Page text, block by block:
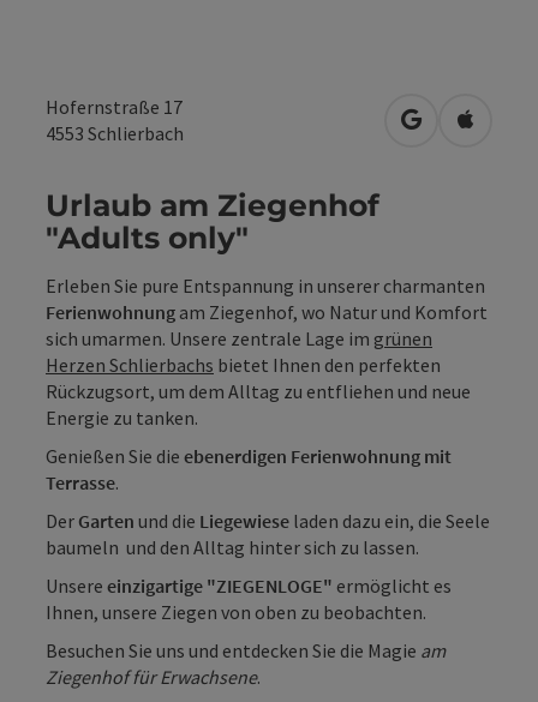
Hofernstraße 17
4553 Schlierbach in Google
in
Urlaub am Ziegenhof
"Adults only"
Erleben Sie pure Entspannung in unserer charmanten
Ferienwohnung am Ziegenhof, wo Natur und Komfort
sich umarmen. Unsere zentrale Lage im grünen
Herzen Schlierbachs bietet Ihnen den perfekten
Rückzugsort, um dem Alltag zu entfliehen und neue
Energie zu tanken.
Genießen Sie die ebenerdigen Ferienwohnung mit
Terrasse.
Der Garten und die Liegewiese laden dazu ein, die Seele
baumeln und den Alltag hinter sich zu lassen.
Unsere einzigartige "ZIEGENLOGE" ermöglicht es
Ihnen, unsere Ziegen von oben zu beobachten.
Besuchen Sie uns und entdecken Sie die Magie am
Ziegenhof für Erwachsene.